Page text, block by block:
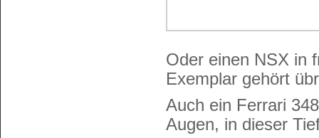
Oder einen NSX in
Exemplar gehört
Auch ein Ferrari
Augen, in dieser